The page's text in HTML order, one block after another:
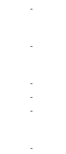
-
-
-
-
-
-